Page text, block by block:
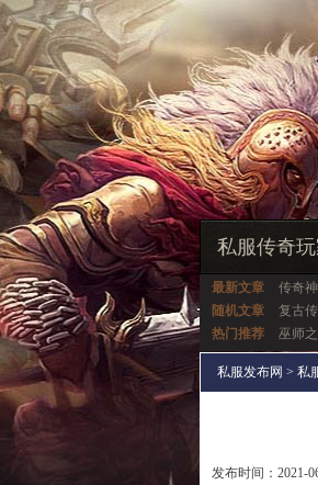
私服传奇
最新文章 传奇
随机文章
复古
热门推荐
巫师
私服发布网 > 私
发布时间：2021-